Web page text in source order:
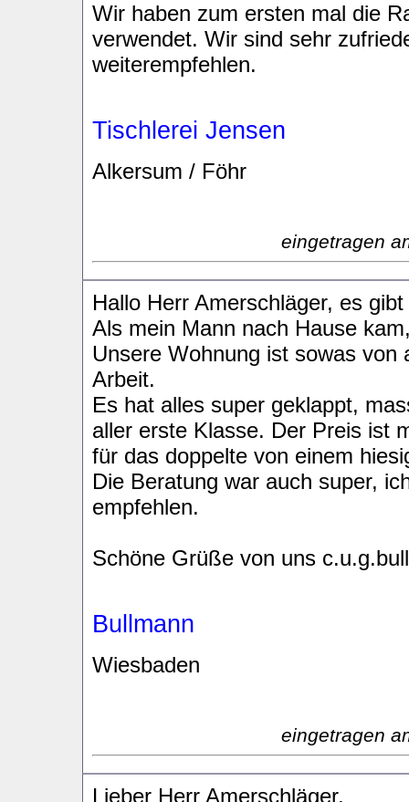
Wir haben zum ersten mal die
verwendet. Wir sind sehr
weiterempfehlen.
Tischlerei Jensen
Alkersum / Föhr
eingetragen
Hallo Herr Amerschläger, es
Als mein Mann nach Hause
Unsere Wohnung ist sowas
Arbeit.
Es hat alles super geklappt,
aller erste Klasse. Der Preis ist
für das doppelte von einem
Die Beratung war auch super,
empfehlen.
Schöne Grüße von uns
Bullmann
Wiesbaden
eingetragen
Lieber Herr Amerschläger,